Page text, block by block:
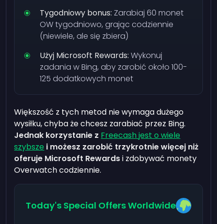
Tygodniowy bonus: Zarabiaj 60 monet
OW tygodniowo, grając codziennie
(niewiele, ale się zbiera)
Użyj Microsoft Rewards: Wykonuj
zadania w Bing, aby zarobić około 100-
125 dodatkowych monet
Większość z tych metod nie wymaga dużego
wysiłku, chyba że chcesz zarabiać przez Bing.
Jednak korzystanie z Freecash jest o wiele
szybsze i możesz zarobić trzykrotnie więcej niż
oferuje Microsoft Rewardsi zdobywać monety
Overwatch codziennie.
Today's Special Offers Worldwide